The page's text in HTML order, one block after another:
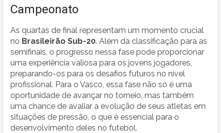
Campeonato
As quartas de final representam um momento crucial
no Brasileirão Sub-20. Além da classificação para as
semifinais, o progresso nessa fase pode proporcionar
uma experiência valiosa para os jovens jogadores,
preparando-os para os desafios futuros no nível
profissional. Para o Vasco, essa fase não só é uma
oportunidade de avançar no torneio, mas também
uma chance de avaliar a evolução de seus atletas em
situações de pressão, o que é essencial para o
desenvolvimento deles no futebol.